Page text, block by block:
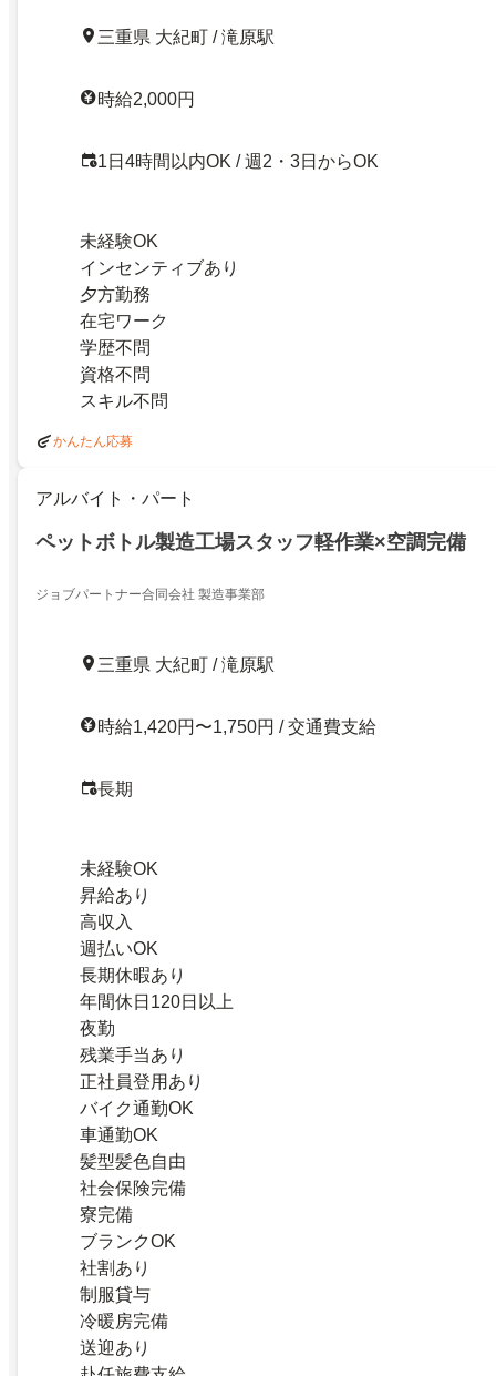
三重県 大紀町 / 滝原駅
時給2,000円
1日4時間以内OK / 週2・3日からOK
未経験OK
インセンティブあり
夕方勤務
在宅ワーク
学歴不問
資格不問
スキル不問
かんたん応募
アルバイト・パート
ペットボトル製造工場スタッフ軽作業×空調完備
ジョブパートナー合同会社 製造事業部
三重県 大紀町 / 滝原駅
時給1,420円〜1,750円 / 交通費支給
長期
未経験OK
昇給あり
高収入
週払いOK
長期休暇あり
年間休日120日以上
夜勤
残業手当あり
正社員登用あり
バイク通勤OK
車通勤OK
髪型髪色自由
社会保険完備
寮完備
ブランクOK
社割あり
制服貸与
冷暖房完備
送迎あり